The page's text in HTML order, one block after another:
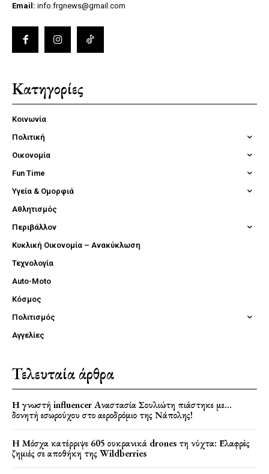
Email: info.frgnews@gmail.com
Κατηγορίες
Κοινωνία
Πολιτική
Οικονομία
Fun Time
Υγεία & Ομορφιά
Αθλητισμός
Περιβάλλον
Κυκλική Οικονομία – Ανακύκλωση
Τεχνολογία
Auto-Moto
Κόσμος
Πολιτισμός
Αγγελίες
Τελευταία άρθρα
Η γνωστή influencer Αναστασία Σουλιώτη πιάστηκε με…
δονητή εσωρούχου στο αεροδρόμιο της Νάπολης!
Η Μόσχα κατέρριψε 605 ουκρανικά drones τη νύχτα: Ελαφρές
ζημιές σε αποθήκη της Wildberries